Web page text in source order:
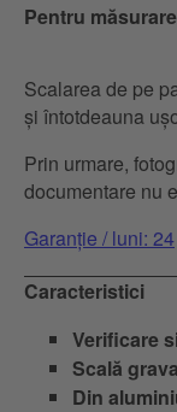
Pentru
Scalarea de pe
și întotdeauna
Prin urmare,
documentare nu
Garanție / luni: 24
Caracteristici
Verificare
Scală
Din